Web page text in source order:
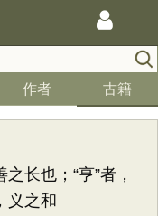
作者 古籍
也；“亨”者，
义之和